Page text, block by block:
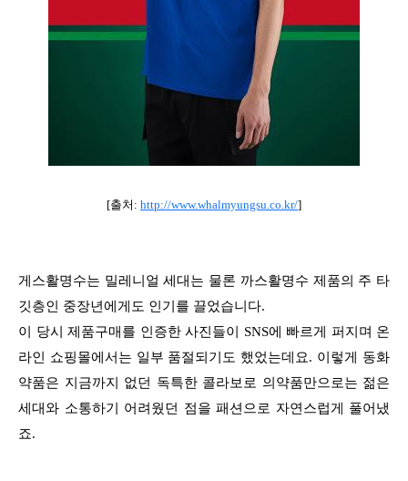
[출처: http://www.whalmyungsu.co.kr/]
게스활명수는 밀레니얼 세대는 물론 까스활명수 제품의 주 타
깃층인 중장년에게도 인기를 끌었습니다.
이 당시 제품구매를 인증한 사진들이 SNS에 빠르게 퍼지며 온
라인 쇼핑몰에서는 일부 품절되기도 했었는데요. 이렇게 동화
약품은 지금까지 없던 독특한 콜라보로 의약품만으로는 젊은
세대와 소통하기 어려웠던 점을 패션으로 자연스럽게 풀어냈
죠.